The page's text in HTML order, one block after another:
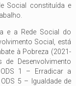
Social constituída e
e a Rede Social do
Social, está
à Pobreza (2021-
Desenvolvimento
1 – Erradicar a
5 – Igualdade de